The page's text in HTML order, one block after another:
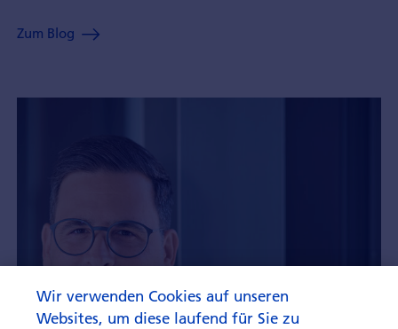
Zum Blog
Wir verwenden Cookies auf unseren
Websites, um diese laufend für Sie zu